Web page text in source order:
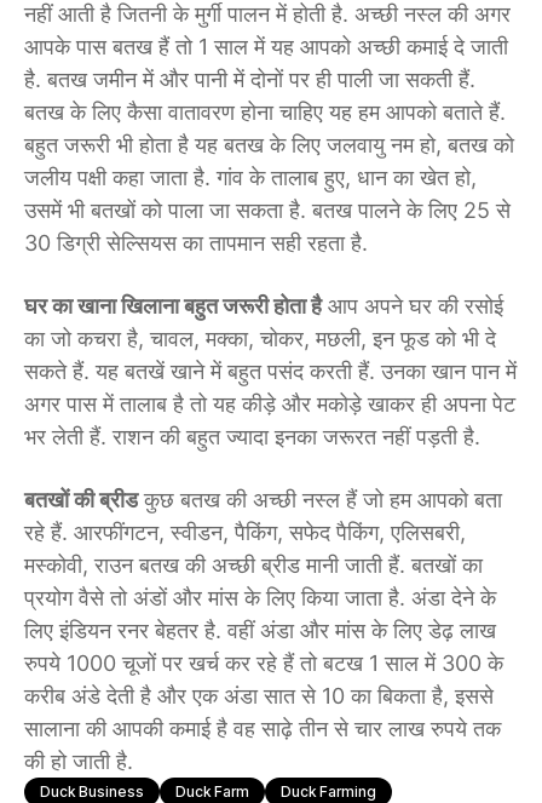
नहीं आती है जितनी के मुर्गी पालन में होती है. अच्छी नस्ल की अगर
आपके पास बतख हैं तो 1 साल में यह आपको अच्छी कमाई दे जाती
है. बतख जमीन में और पानी में दोनों पर ही पाली जा सकती हैं.
बतख के लिए कैसा वातावरण होना चाहिए यह हम आपको बताते हैं.
बहुत जरूरी भी होता है यह बतख के लिए जलवायु नम हो, बतख को
जलीय पक्षी कहा जाता है. गांव के तालाब हुए, धान का खेत हो,
उसमें भी बतखों को पाला जा सकता है. बतख पालने के लिए 25 से
30 डिग्री सेल्सियस का तापमान सही रहता है.
घर का खाना खिलाना बहुत जरूरी होता हैआप अपने घर की रसोई
का जो कचरा है, चावल, मक्का, चोकर, मछली, इन फूड को भी दे
सकते हैं. यह बतखें खाने में बहुत पसंद करती हैं. उनका खान पान में
अगर पास में तालाब है तो यह कीड़े और मकोड़े खाकर ही अपना पेट
भर लेती हैं. राशन की बहुत ज्यादा इनका जरूरत नहीं पड़ती है.
बतखों की ब्रीडकुछ बतख की अच्छी नस्ल हैं जो हम आपको बता
रहे हैं. आरफींगटन, स्वीडन, पैकिंग, सफेद पैकिंग, एलिसबरी,
मस्कोवी, राउन बतख की अच्छी ब्रीड मानी जाती हैं. बतखों का
प्रयोग वैसे तो अंडों और मांस के लिए किया जाता है. अंडा देने के
लिए इंडियन रनर बेहतर है. वहीं अंडा और मांस के लिए डेढ़ लाख
रुपये 1000 चूजों पर खर्च कर रहे हैं तो बटख 1 साल में 300 के
करीब अंडे देती है और एक अंडा सात से 10 का बिकता है, इससे
सालाना की आपकी कमाई है वह साढ़े तीन से चार लाख रुपये तक
की हो जाती है.
Duck Business Duck Farm
Duck Farming